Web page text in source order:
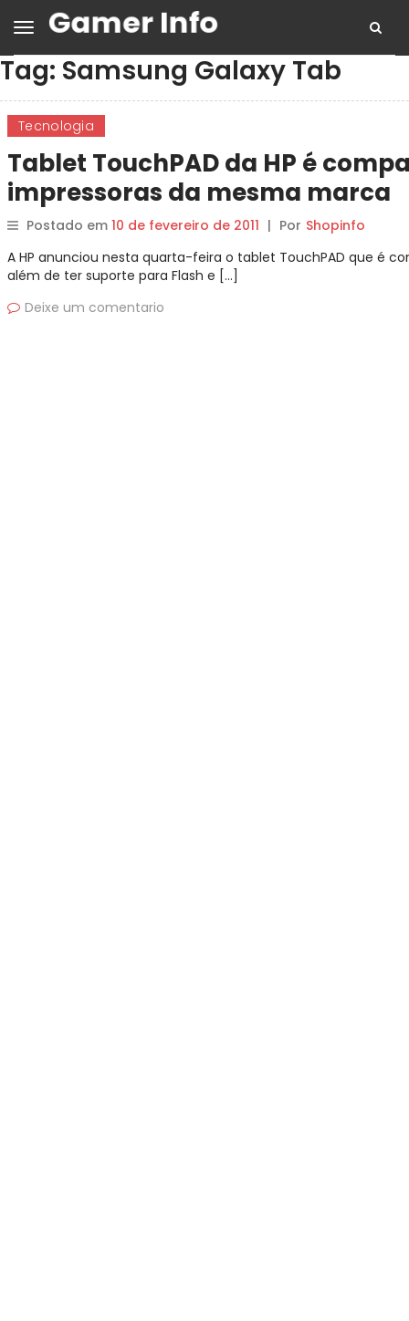
Tag: Samsung Galaxy Tab
Tecnologia
Tablet TouchPAD da HP é
impressoras da mesma marca
Postado em 10 de fevereiro de 2011 | Por Shopinfo
A HP anunciou nesta quarta-feira o tablet TouchPAD que é
além de ter suporte para Flash e […]
Deixe um comentario